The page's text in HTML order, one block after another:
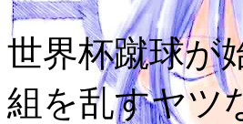
世界杯蹴球が
組を乱すヤツ